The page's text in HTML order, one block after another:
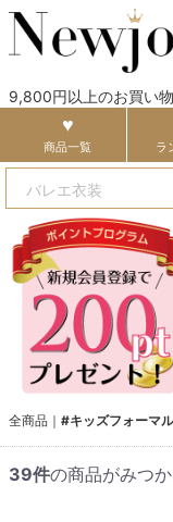
9,800円以上のお買い
商品一覧 ラ
全商品 #キッズフォーマル
39件の商品がみつか